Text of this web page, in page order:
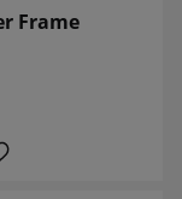
Frame